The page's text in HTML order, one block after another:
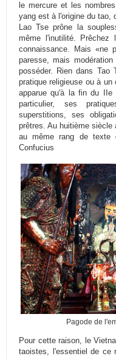
le mercure et les
yang est à l'origine du tao,
Lao Tse prône la
même l'inutilité. Prêchez
connaissance. Mais «ne
paresse, mais
posséder. Rien dans
pratique religieuse ou à
apparue qu'à la fin du IIe
particulier, ses
superstitions, ses
prêtres. Au huitième
au même rang de texte
Confucius
Pagode de
Pour cette raison, le
taoistes, l'essentiel de ce